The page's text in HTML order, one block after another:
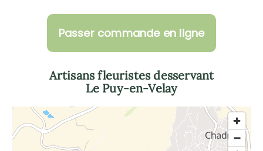
Passer commande en ligne
Artisans fleuristes desservant
Le Puy-en-Velay